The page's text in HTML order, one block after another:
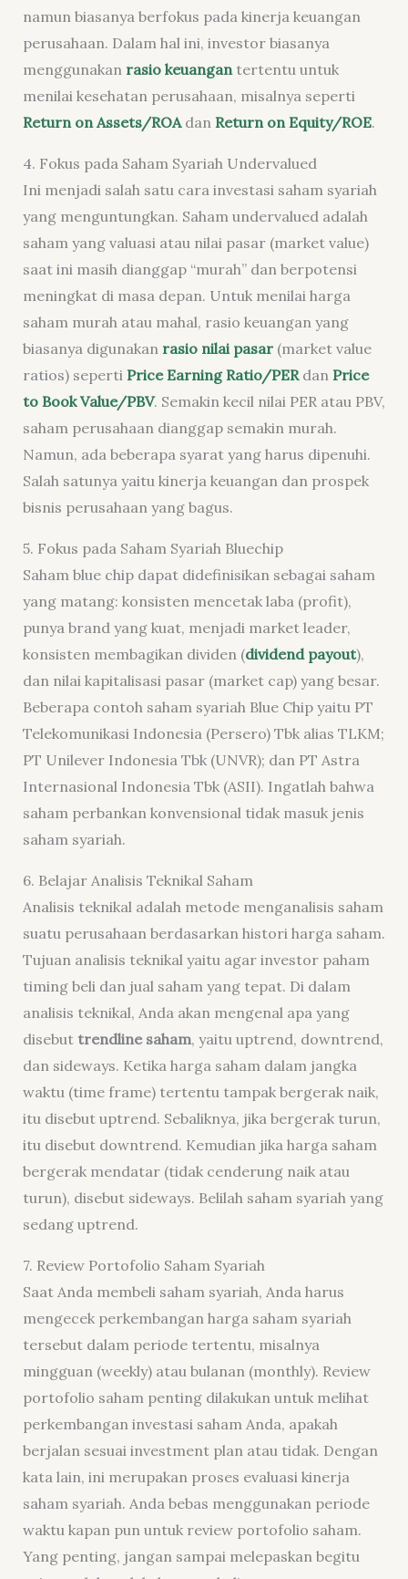
namun biasanya berfokus pada kinerja keuangan
perusahaan. Dalam hal ini, investor biasanya
menggunakan rasio keuangan tertentu untuk
menilai kesehatan perusahaan, misalnya seperti
Return on Assets/ROAdan Return on Equity/ROE.
4. Fokus pada Saham Syariah Undervalued
Ini menjadi salah satu cara investasi saham syariah
yang menguntungkan. Saham undervalued adalah
saham yang valuasi atau nilai pasar (market value)
saat ini masih dianggap “murah” dan berpotensi
meningkat di masa depan. Untuk menilai harga
saham murah atau mahal, rasio keuangan yang
biasanya digunakan rasio nilai pasar(market value
ratios) seperti Price Earning Ratio/PERdan Price
to Book Value/PBV. Semakin kecil nilai PER atau PBV,
saham perusahaan dianggap semakin murah.
Namun, ada beberapa syarat yang harus dipenuhi.
Salah satunya yaitu kinerja keuangan dan prospek
bisnis perusahaan yang bagus.
5. Fokus pada Saham Syariah Bluechip
Saham blue chip dapat didefinisikan sebagai saham
yang matang: konsisten mencetak laba (profit),
punya brand yang kuat, menjadi market leader,
konsisten membagikan dividen (dividend payout),
dan nilai kapitalisasi pasar (market cap) yang besar.
Beberapa contoh saham syariah Blue Chip yaitu PT
Telekomunikasi Indonesia (Persero) Tbk alias TLKM;
PT Unilever Indonesia Tbk (UNVR); dan PT Astra
Internasional Indonesia Tbk (ASII). Ingatlah bahwa
saham perbankan konvensional tidak masuk jenis
saham syariah.
6. Belajar Analisis Teknikal Saham
Analisis teknikal adalah metode menganalisis saham
suatu perusahaan berdasarkan histori harga saham.
Tujuan analisis teknikal yaitu agar investor paham
timing beli dan jual saham yang tepat. Di dalam
analisis teknikal, Anda akan mengenal apa yang
disebut trendline saham, yaitu uptrend, downtrend,
dan sideways. Ketika harga saham dalam jangka
waktu (time frame) tertentu tampak bergerak naik,
itu disebut uptrend. Sebaliknya, jika bergerak turun,
itu disebut downtrend. Kemudian jika harga saham
bergerak mendatar (tidak cenderung naik atau
turun), disebut sideways. Belilah saham syariah yang
sedang uptrend.
7. Review Portofolio Saham Syariah
Saat Anda membeli saham syariah, Anda harus
mengecek perkembangan harga saham syariah
tersebut dalam periode tertentu, misalnya
mingguan (weekly) atau bulanan (monthly). Review
portofolio saham penting dilakukan untuk melihat
perkembangan investasi saham Anda, apakah
berjalan sesuai investment plan atau tidak. Dengan
kata lain, ini merupakan proses evaluasi kinerja
saham syariah. Anda bebas menggunakan periode
waktu kapan pun untuk review portofolio saham.
Yang penting, jangan sampai melepaskan begitu